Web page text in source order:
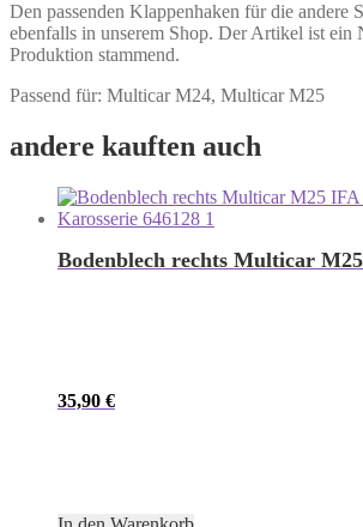
Den passenden Klappenhaken für die andere
ebenfalls in unserem Shop. Der Artikel ist ein
Produktion stammend.
Passend für: Multicar M24, Multicar M25
andere kauften auch
Bodenblech rechts Multicar M25
35,90 €